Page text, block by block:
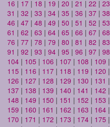
16 | 17 | 18 | 19 | 20 | 21 | 22 | 23
31 | 32 | 33 | 34 | 35 | 36 | 37 | 38
46 | 47 | 48 | 49 | 50 | 51 | 52 | 53
61 | 62 | 63 | 64 | 65 | 66 | 67 | 68
76 | 77 | 78 | 79 | 80 | 81 | 82 | 83
91 | 92 | 93 | 94 | 95 | 96 | 97 | 98
104 | 105 | 106 | 107 | 108 | 109 |
115 | 116 | 117 | 118 | 119 | 120 |
126 | 127 | 128 | 129 | 130 | 131 |
137 | 138 | 139 | 140 | 141 | 142 |
148 | 149 | 150 | 151 | 152 | 153 |
159 | 160 | 161 | 162 | 163 | 164 |
170 | 171 | 172 | 173 | 174 | 175 |